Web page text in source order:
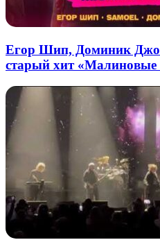
Егор Шип, Доминик
старый хит «Малиновые